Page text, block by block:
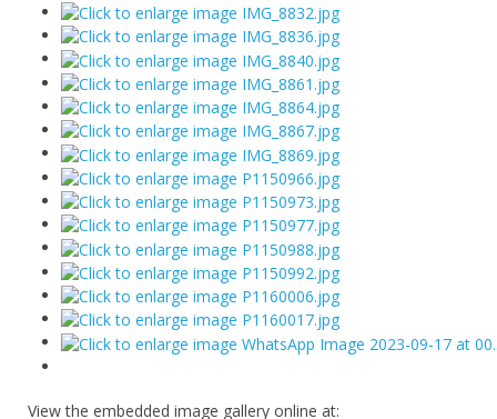
View the embedded image gallery online at: